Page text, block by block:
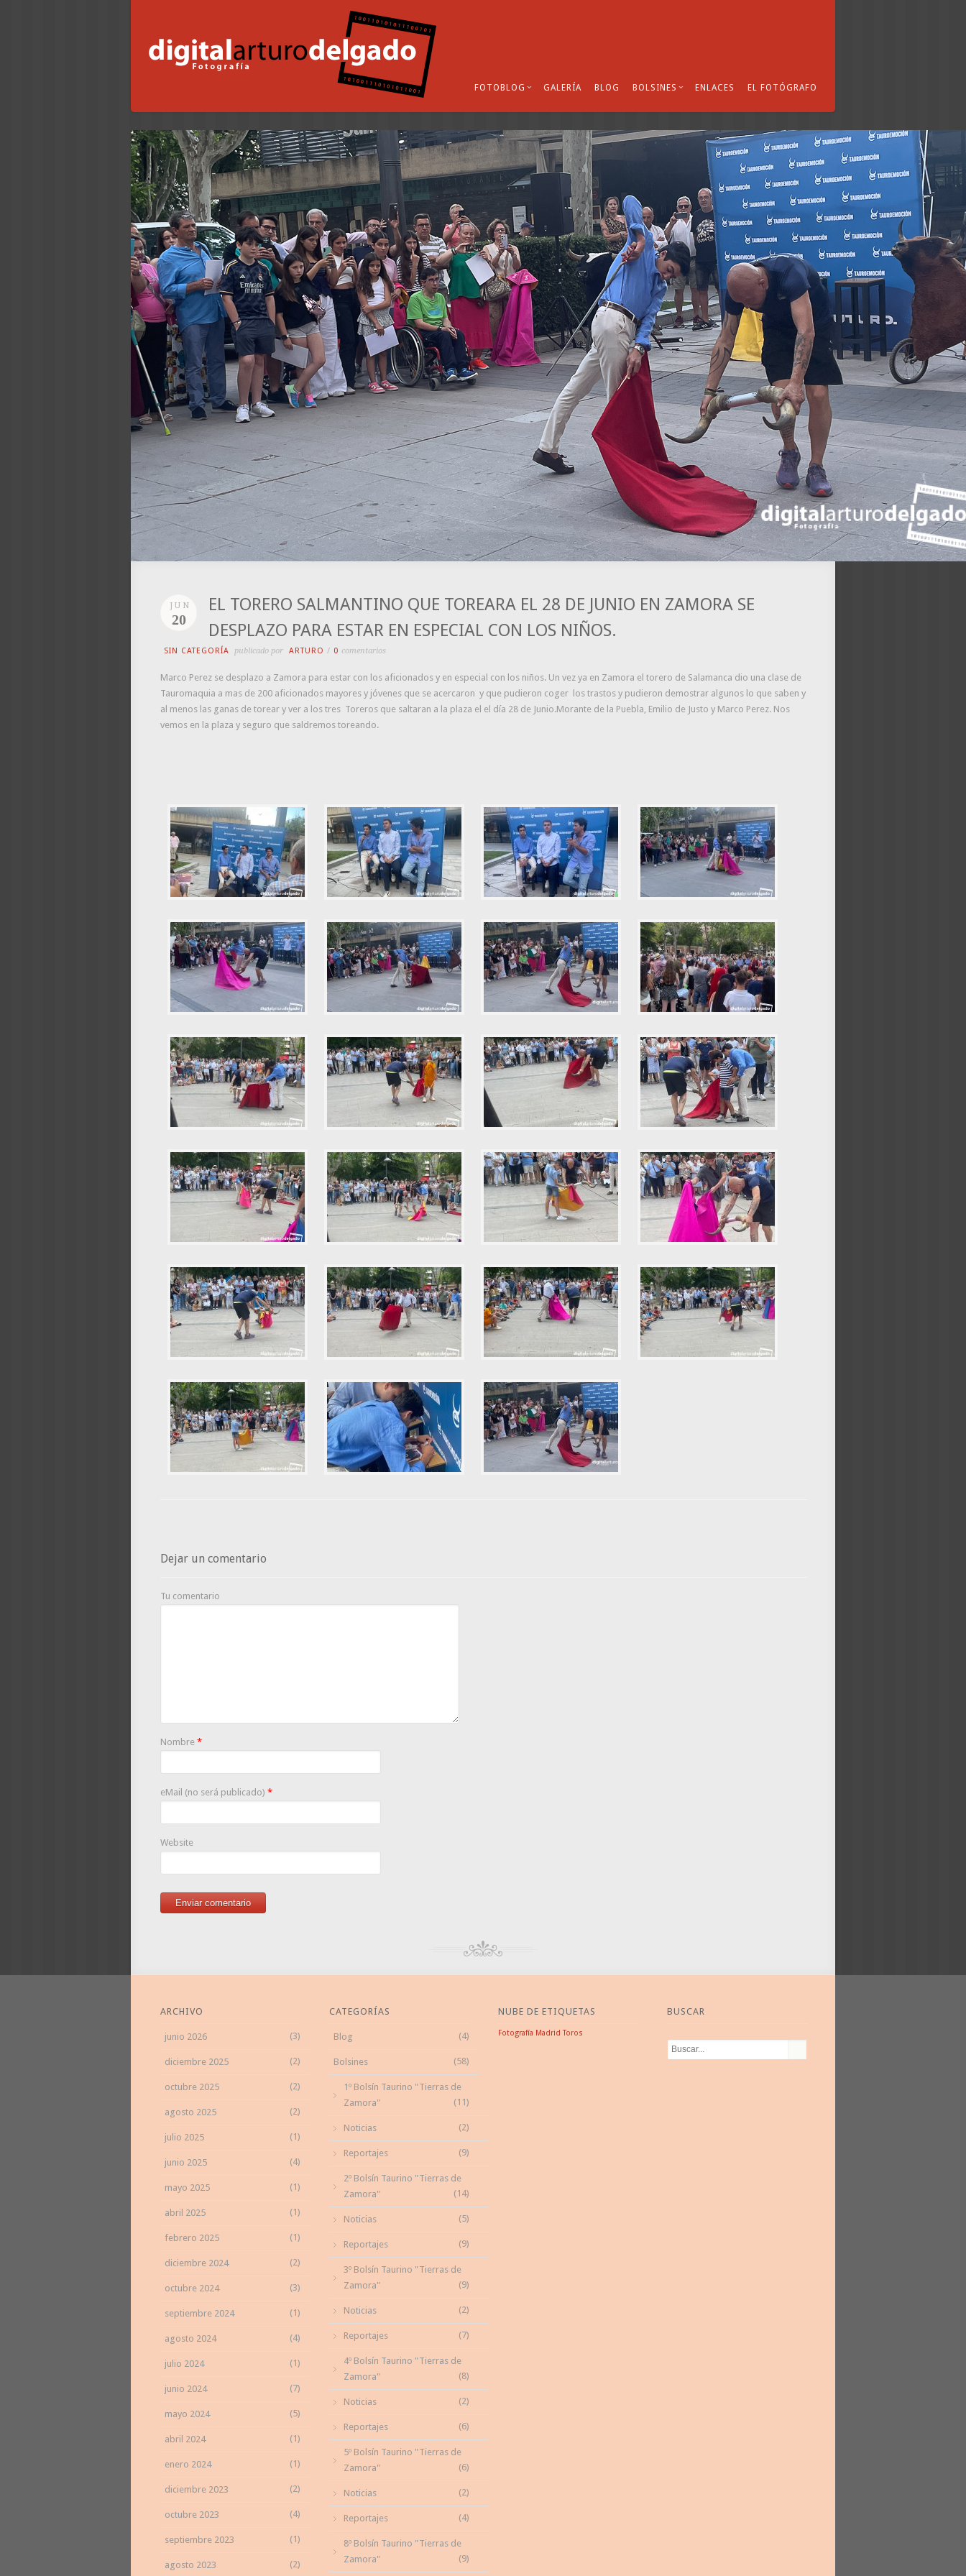
FOTOBLOG GALERÍA BLOG BOLSINES ENLACES EL FOTÓGRAFO
JUN
20
EL TORERO SALMANTINO QUE TOREARA EL 28 DE JUNIO EN ZAMORA SE
DESPLAZO PARA ESTAR EN ESPECIAL CON LOS NIÑOS.
SIN CATEGORÍA publicado por ARTURO / 0 comentarios
Marco Perez se desplazo a Zamora para estar con los aficionados y en especial con los niños. Un vez ya en Zamora el torero de Salamanca dio una clase de
Tauromaquia a mas de 200 aficionados mayores y jóvenes que se acercaron y que pudieron coger los trastos y pudieron demostrar algunos lo que saben y
al menos las ganas de torear y ver a los tres Toreros que saltaran a la plaza el el día 28 de Junio.Morante de la Puebla, Emilio de Justo y Marco Perez. Nos
vemos en la plaza y seguro que saldremos toreando.
Dejar un comentario
Tu comentario
Nombre *
eMail (no será publicado) *
Website
ARCHIVO
junio 2026 (3)
diciembre 2025 (2)
octubre 2025 (2)
agosto 2025 (2)
julio 2025 (1)
junio 2025 (4)
mayo 2025 (1)
abril 2025 (1)
febrero 2025 (1)
diciembre 2024 (2)
octubre 2024 (3)
septiembre 2024 (1)
agosto 2024 (4)
julio 2024 (1)
junio 2024 (7)
mayo 2024 (5)
abril 2024 (1)
enero 2024 (1)
diciembre 2023 (2)
octubre 2023 (4)
septiembre 2023 (1)
agosto 2023 (2)
CATEGORÍAS
Blog (4)
Bolsines (58)
1º Bolsín Taurino "Tierras de
Zamora"
(11)
Noticias (2)
Reportajes (9)
2º Bolsín Taurino "Tierras de
Zamora"
(14)
Noticias (5)
Reportajes (9)
3º Bolsín Taurino "Tierras de
Zamora"
(9)
Noticias (2)
Reportajes (7)
4º Bolsín Taurino "Tierras de
Zamora"
(8)
Noticias (2)
Reportajes (6)
5º Bolsín Taurino "Tierras de
Zamora"
(6)
Noticias (2)
Reportajes (4)
8º Bolsín Taurino "Tierras de
Zamora"
(9)
NUBE DE ETIQUETAS
Fotografía Madrid Toros
BUSCAR